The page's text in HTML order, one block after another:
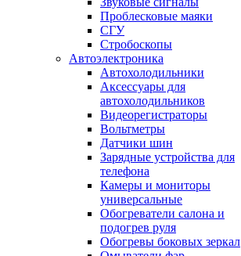
Проблесковые маяки
СГУ
Стробоскопы
Автоэлектроника
Автохолодильники
Аксессуары для
автохолодильников
Видеорегистраторы
Вольтметры
Датчики шин
Зарядные устройства для
телефона
Камеры и мониторы
универсальные
Обогреватели салона и
подогрев руля
Обогревы боковых зеркал